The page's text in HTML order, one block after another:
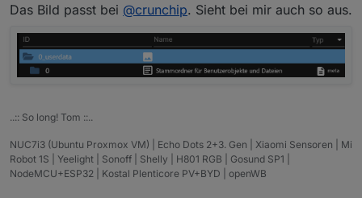
Das Bild passt bei @crunchip. Sieht bei mir auch so aus.
..:: So long! Tom ::..
NUC7i3 (Ubuntu Proxmox VM) | Echo Dots 2+3. Gen | Xiaomi Sensoren | Mi
Robot 1S | Yeelight | Sonoff | Shelly | H801 RGB | Gosund SP1 |
NodeMCU+ESP32 | Kostal Plenticore PV+BYD | openWB